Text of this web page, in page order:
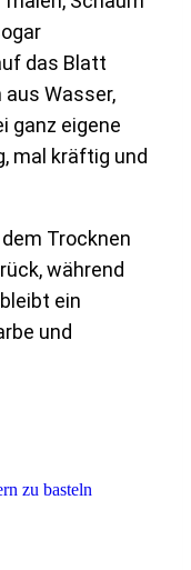
das Blatt
Wasser,
ganz eigene
mal kräftig und
Trocknen
während
ein
und
zu basteln